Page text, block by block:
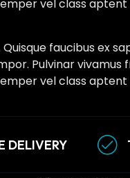
vel class
faucibus ex
Pulvinar
vel class
DELIVERY